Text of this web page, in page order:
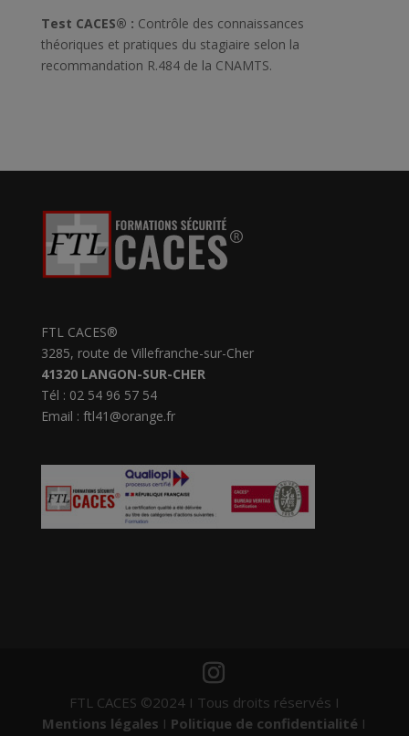
Test CACES® : Contrôle des connaissances
théoriques et pratiques du stagiaire selon la
recommandation R.484 de la CNAMTS.
FTL CACES®
3285, route de Villefranche-sur-Cher
41320 LANGON-SUR-CHER
Tél : 02 54 96 57 54
Email : ftl41@orange.fr
FTL CACES ©2024 I Tous droits réservés I
Mentions légales I Politique de confidentialité I